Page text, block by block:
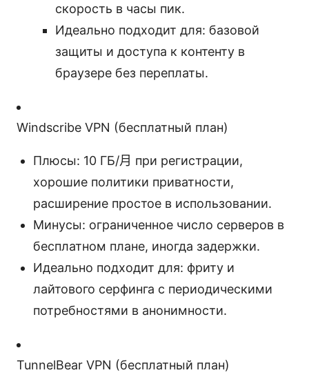
скорость в часы пик.
Идеально подходит для: базовой
защиты и доступа к контенту в
браузере без переплаты.
Windscribe VPN (бесплатный план)
Плюсы: 10 ГБ/月 при регистрации,
хорошие политики приватности,
расширение простое в использовании.
Минусы: ограниченное число серверов в
бесплатном плане, иногда задержки.
Идеально подходит для: фриту и
лайтового серфинга с периодическими
потребностями в анонимности.
TunnelBear VPN (бесплатный план)